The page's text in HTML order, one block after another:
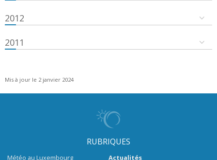
2012
2011
Mis à jour le 2 janvier 2024
RUBRIQUES
Météo au Luxembourg
Actualités